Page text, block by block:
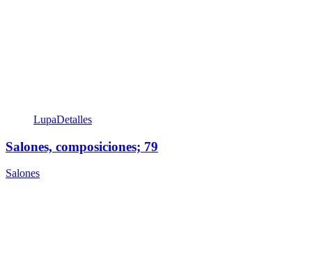
LupaDetalles
Salones, composiciones; 79
Salones